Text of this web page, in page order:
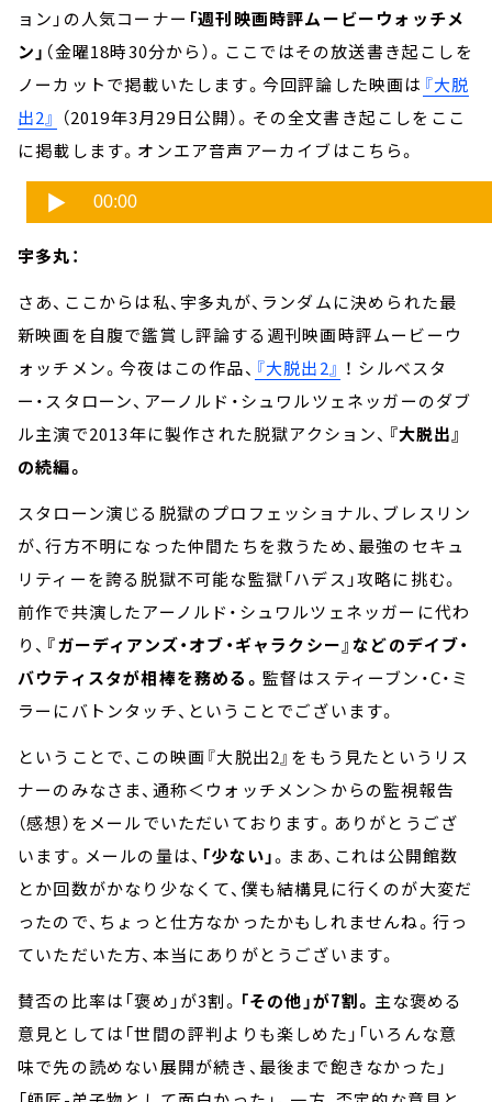
ョン」の人気コーナー 「週刊映画時評ムービーウォッチメ
ン」 （金曜18時30分から）。ここではその放送書き起こしを
ノーカットで掲載いたします。今回評論した映画は 『大脱
出2』 （2019年3月29日公開）。その全文書き起こしをここ
に掲載します。オンエア音声アーカイブはこちら。
宇多丸：
さあ、ここからは私、宇多丸が、ランダムに決められた最
新映画を自腹で鑑賞し評論する週刊映画時評ムービーウ
ォッチメン。今夜はこの作品、 『大脱出2』 ！ シルベスタ
ー・スタローン、アーノルド・シュワルツェネッガーのダブ
ル主演で2013年に製作された脱獄アクション、 『大脱出』
の続編。
スタローン演じる脱獄のプロフェッショナル、ブレスリン
が、行方不明になった仲間たちを救うため、最強のセキュ
リティーを誇る脱獄不可能な監獄「ハデス」攻略に挑む。
前作で共演したアーノルド・シュワルツェネッガーに代わ
り、 『ガーディアンズ・オブ・ギャラクシー』などのデイブ・
バウティスタが相棒を務める。 監督はスティーブン・C・ミ
ラーにバトンタッチ、ということでございます。
ということで、この映画『大脱出2』をもう見たというリス
ナーのみなさま、通称＜ウォッチメン＞からの監視報告
（感想）をメールでいただいております。ありがとうござ
います。メールの量は、 「少ない」。まあ、これは公開館数
とか回数がかなり少なくて、僕も結構見に行くのが大変だ
ったので、ちょっと仕方なかったかもしれませんね。行っ
ていただいた方、本当にありがとうございます。
賛否の比率は「褒め」が3割。 「その他」が7割。 主な褒める
意見としては「世間の評判よりも楽しめた」「いろんな意
味で先の読めない展開が続き、最後まで飽きなかった」